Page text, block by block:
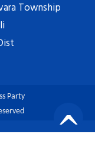
Township
Party